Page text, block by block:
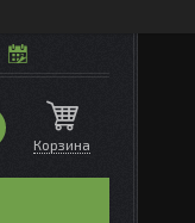
Корзина